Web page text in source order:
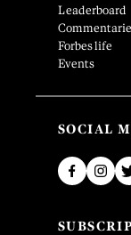
Leaderboard
Forbes life
Events
SOCIAL